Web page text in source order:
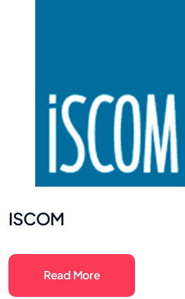
ISCOM
Read More